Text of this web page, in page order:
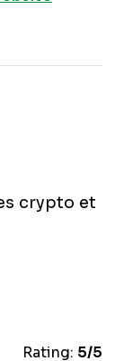
crypto et
Rating: 5/5